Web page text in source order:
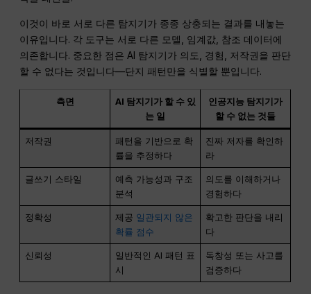
이것이 바로 서로 다른 탐지기가 종종 상충되는 결과를 내놓는
이유입니다. 각 도구는 서로 다른 모델, 임계값, 참조 데이터에
의존합니다. 중요한 점은 AI 탐지기가 의도, 경험, 저작권을 판단
할 수 없다는 것입니다—단지 패턴만을 식별할 뿐입니다.
측면
AI 탐지기가 할 수 있
는 일
인공지능 탐지기가
할 수 없는 것들
저작권
패턴을 기반으로 확
률을 추정하다
진짜 저자를 확인하
라
글쓰기 스타일
예측 가능성과 구조
분석
의도를 이해하거나
경험하다
정확성 제공 일관되지 않은
확률 점수
확고한 판단을 내리
다
신뢰성
일반적인 AI 패턴 표
시
독창성 또는 사고를
검증하다